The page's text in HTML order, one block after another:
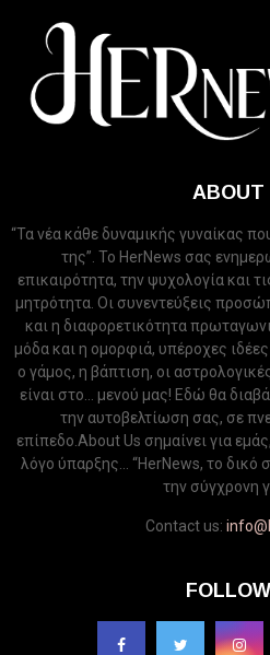
ABOUT
“Τα νέα κάθε δυναμικής γυναίκας
της”. Το HerNews σας
επικαιρότητα, την ψυχολογία και
μητρότητα. Οι συνεντεύξεις
και η διαφορετικότητα
μόδα και η ομορφιά, υπέροχες
ο γάμος, η βάπτιση, οι
είναι στο... μενού μας! Εδώ θα
την αυτοβελτίωση σας, σε
επίπεδο.About Us σημαίνει για
λόγο ύπαρξης... “HerNews, το δικό
την σύγχρονη
Contact us: